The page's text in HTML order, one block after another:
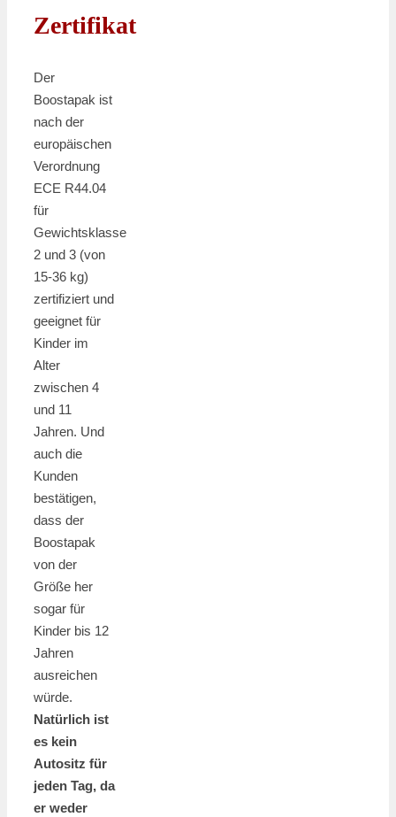
Zertifikat
Der
Boostapak ist
nach der
europäischen
Verordnung
ECE R44.04
für
Gewichtsklasse
2 und 3 (von
15-36 kg)
zertifiziert und
geeignet für
Kinder im
Alter
zwischen 4
und 11
Jahren. Und
auch die
Kunden
bestätigen,
dass der
Boostapak
von der
Größe her
sogar für
Kinder bis 12
Jahren
ausreichen
würde.
Natürlich ist
es kein
Autositz für
jeden Tag, da
er weder